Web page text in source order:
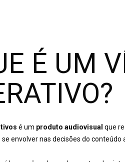
É UM
é um produto audiovisual que
envolver nas decisões do conteúdo